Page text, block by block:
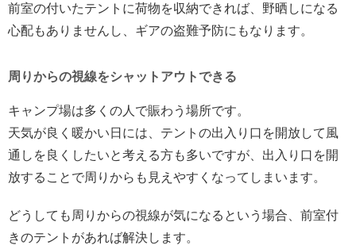
前室の付いたテントに荷物を収納できれば、野晒しになる
心配もありませんし、ギアの盗難予防にもなります。
周りからの視線をシャットアウトできる
キャンプ場は多くの人で賑わう場所です。
天気が良く暖かい日には、テントの出入り口を開放して風
通しを良くしたいと考える方も多いですが、出入り口を開
放することで周りからも見えやすくなってしまいます。
どうしても周りからの視線が気になるという場合、前室付
きのテントがあれば解決します。